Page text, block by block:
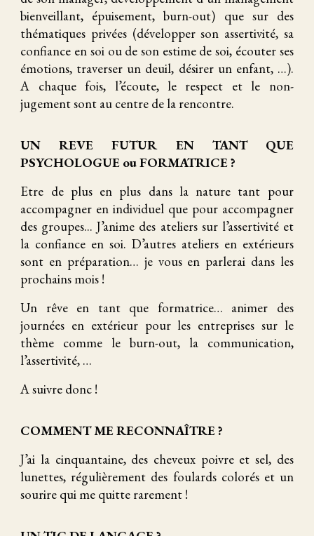
bienveillant, épuisement, burn-out) que sur des
thématiques privées (développer son assertivité, sa
confiance en soi ou de son estime de soi, écouter ses
émotions, traverser un deuil, désirer un enfant, …).
A chaque fois, l’écoute, le respect et le non-
jugement sont au centre de la rencontre.
UN REVE FUTUR EN TANT QUE
PSYCHOLOGUE ou FORMATRICE ?
Etre de plus en plus dans la nature tant pour
accompagner en individuel que pour accompagner
des groupes... J’anime des ateliers sur l’assertivité et
la confiance en soi. D’autres ateliers en extérieurs
sont en préparation… je vous en parlerai dans les
prochains mois !
Un rêve en tant que formatrice… animer des
journées en extérieur pour les entreprises sur le
thème comme le burn-out, la communication,
l’assertivité, …
A suivre donc !
COMMENT ME RECONNAÎTRE ?
J’ai la cinquantaine, des cheveux poivre et sel, des
lunettes, régulièrement des foulards colorés et un
sourire qui me quitte rarement !